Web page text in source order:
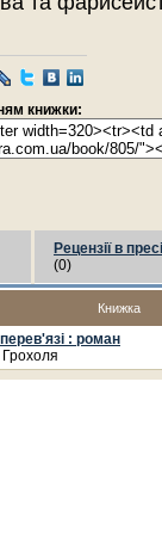
книжки:
Рецензії в пресі
(0)
Книжка
: роман